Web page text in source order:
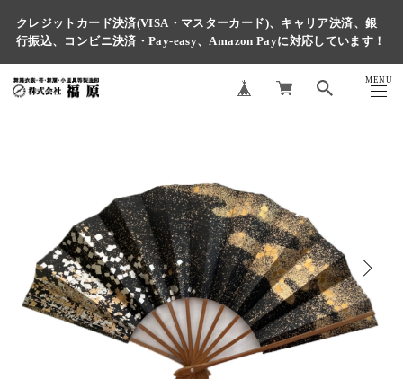
クレジットカード決済(VISA・マスターカード)、キャリア決済、銀
行振込、コンビニ決済・Pay-easy、Amazon Payに対応しています！
MENU
CLOSE